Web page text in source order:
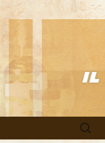
いイタリアン
のブログ
タリアン「イル
検